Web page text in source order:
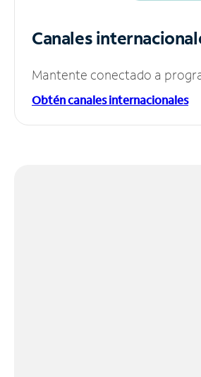
Canales
Mantente conectado a
Obtén canales internacionales